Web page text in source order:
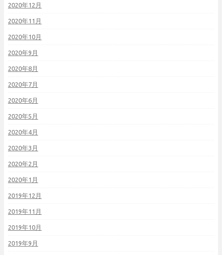
2020年12月
2020年11月
2020年10月
2020年9月
2020年8月
2020年7月
2020年6月
2020年5月
2020年4月
2020年3月
2020年2月
2020年1月
2019年12月
2019年11月
2019年10月
2019年9月